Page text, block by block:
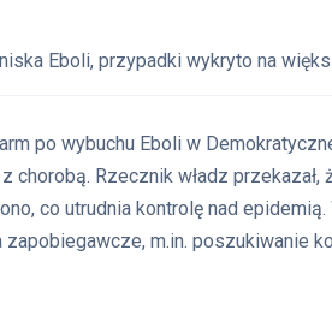
Eboli, przypadki wykryto na
po wybuchu Eboli w
chorobą. Rzecznik władz
co utrudnia kontrolę nad epidemią.
zapobiegawcze, m.in. poszukiwanie